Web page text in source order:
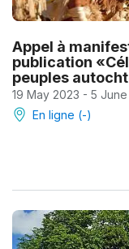
Appel à
publication
peuples
19 May 2023 - 5
En ligne (-)